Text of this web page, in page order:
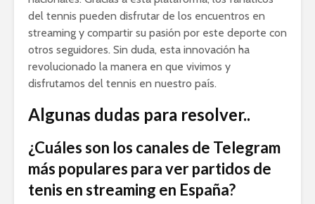
del tennis pueden disfrutar de los encuentros en
streaming y compartir su pasión por este deporte con
otros seguidores. Sin duda, esta innovación ha
revolucionado la manera en que vivimos y
disfrutamos del tennis en nuestro país.
Algunas dudas para resolver..
¿Cuáles son los canales de Telegram
más populares para ver partidos de
tenis en streaming en España?